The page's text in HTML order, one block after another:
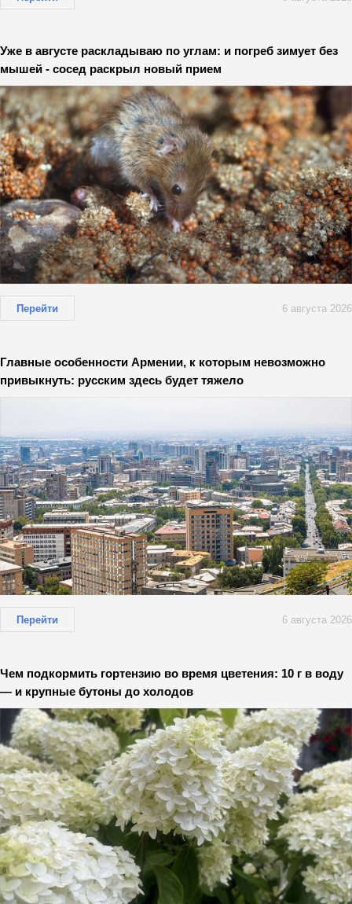
Уже в августе раскладываю по углам: и погреб зимует без
мышей - сосед раскрыл новый прием
Перейти 6 августа 2026
Главные особенности Армении, к которым невозможно
привыкнуть: русским здесь будет тяжело
Перейти 6 августа 2026
Чем подкормить гортензию во время цветения: 10 г в воду
— и крупные бутоны до холодов